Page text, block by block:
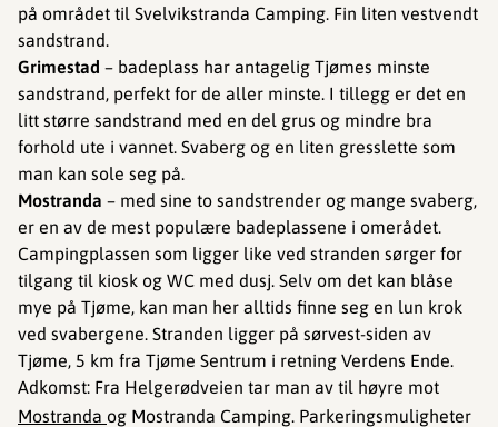
på området til Svelvikstranda Camping. Fin liten vestvendt
sandstrand.
Grimestad – badeplass har antagelig Tjømes minste
sandstrand, perfekt for de aller minste. I tillegg er det en
litt større sandstrand med en del grus og mindre bra
forhold ute i vannet. Svaberg og en liten gresslette som
man kan sole seg på.
Mostranda – med sine to sandstrender og mange svaberg,
er en av de mest populære badeplassene i omerådet.
Campingplassen som ligger like ved stranden sørger for
tilgang til kiosk og WC med dusj. Selv om det kan blåse
mye på Tjøme, kan man her alltids finne seg en lun krok
ved svabergene. Stranden ligger på sørvest-siden av
Tjøme, 5 km fra Tjøme Sentrum i retning Verdens Ende.
Adkomst: Fra Helgerødveien tar man av til høyre mot
Mostranda og Mostranda Camping. Parkeringsmuligheter